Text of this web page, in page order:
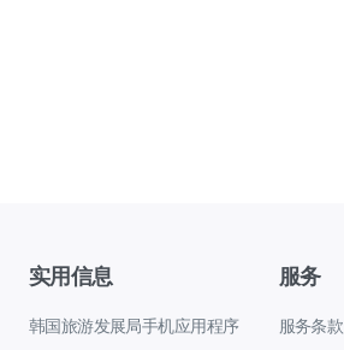
实用信息
韩国旅游发展局手机应用程序
服务
服务条款